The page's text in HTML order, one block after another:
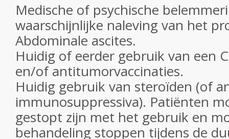
Medische of psychische
waarschijnlijke naleving van het
Abdominale ascites.
Huidig ​​of eerder gebruik van een
en/of antitumorvaccinaties.
Huidig ​​gebruik van steroïden (of
immunosuppressiva). Patiënten
gestopt zijn met het gebruik en
behandeling stoppen tijdens de